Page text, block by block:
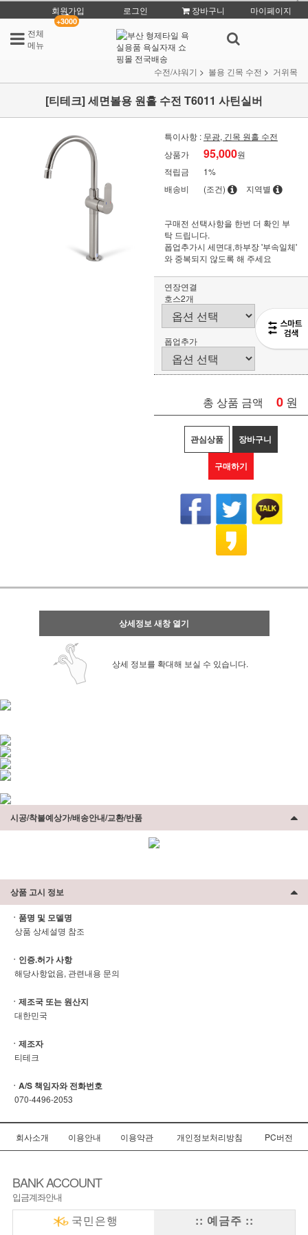
회원가입
+3000
로그인 장바구니
마이페이지
전체
메뉴
수전/샤워기 볼용 긴목 수전 거위목
[티테크] 세면볼용 원홀 수전 T6011 사틴실버
특이사항 : 무광, 긴목 원홀 수전
상품가
95,000원
적립금
1%
배송비
(조건) 지역별
구매전 선택사항을 한번 더 확인 부
탁 드립니다.
폽업추가시 세면대,하부장 '부속일체'
와 중복되지 않도록 해 주세요
연장연결
호스2개
폽업추가
총 상품 금액 0 원
관심상품 장바구니
구매하기
상세정보 새창 열기
상세 정보를 확대해 보실 수 있습니다.
시공/착불예상가/배송안내/교환/반품
상품 고시 정보
ㆍ품명 및 모델명
상품 상세설명 참조
ㆍ인증.허가 사항
해당사항없음, 관련내용 문의
ㆍ제조국 또는 원산지
대한민국
ㆍ제조자
티테크
ㆍA/S 책임자와 전화번호
070-4496-2053
회사소개 이용안내 이용약관 개인정보처리방침 PC버전
BANK ACCOUNT
입금계좌안내
국민은행
:: 예금주 ::